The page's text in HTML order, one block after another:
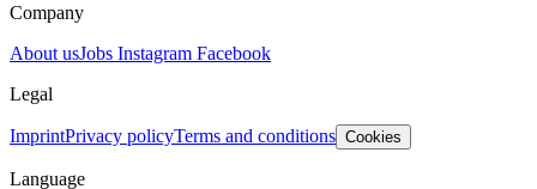
Company
About usJobs Instagram Facebook
Legal
ImprintPrivacy policyTerms and conditions Cookies
Language